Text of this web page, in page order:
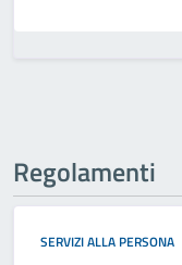
Regolamenti
SERVIZI ALLA PERSONA